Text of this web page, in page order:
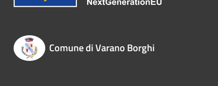
Comune di Varano Borghi